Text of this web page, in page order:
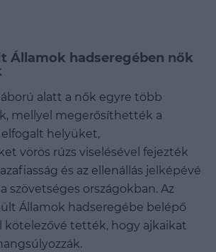
Államok hadseregében nők
alatt a nők egyre több
mellyel megerősíthették a
helyüket,
vörös rúzs viselésével fejezték
és az ellenállás jelképévé
szövetséges országokban. Az
Államok hadseregébe belépő
kötelezővé tették, hogy ajkaikat